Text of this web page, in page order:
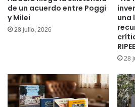
de un acuerdo entre Poggi
y Milei
28 julio, 2026
una
RIPEE
28